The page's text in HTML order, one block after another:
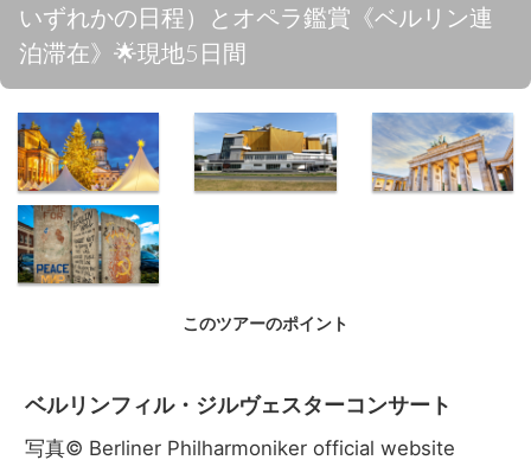
いずれかの日程）とオペラ鑑賞《ベルリン連
泊滞在》🌟現地5日間
ベルリン・ク
リスマスマー
このツアーのポイント
ベルリンフィル・ジルヴェスターコンサート
写真© Berliner Philharmoniker official website